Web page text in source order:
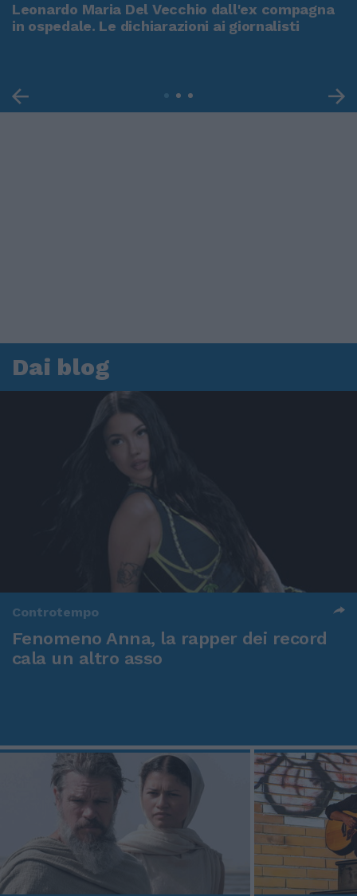
Leonardo Maria Del Vecchio dall'ex compagna
in ospedale. Le dichiarazioni ai giornalisti
Dai blog
Controtempo
Fenomeno Anna, la rapper dei record
cala un altro asso